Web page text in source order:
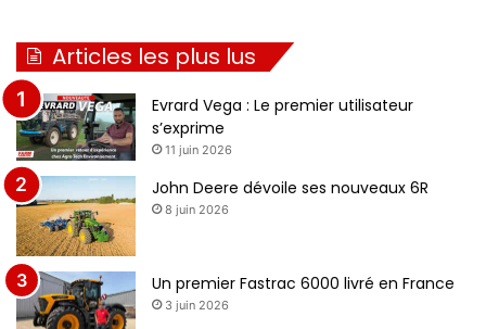
Articles les plus lus
Evrard Vega : Le premier utilisateur
s’exprime
11 juin 2026
John Deere dévoile ses nouveaux 6R
8 juin 2026
Un premier Fastrac 6000 livré en France
3 juin 2026